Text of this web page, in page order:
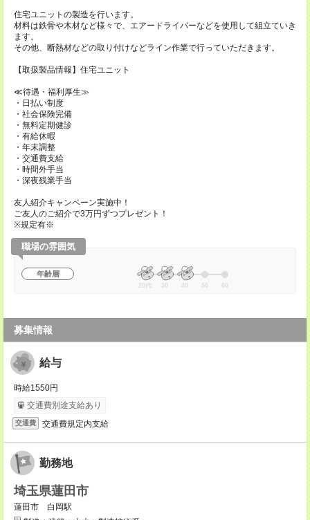
住宅ユニットの製造を行います。
材料は鉄骨や木材など様々で、エアードライバーなどを使用して組立ていき
ます。
その他、断熱材などの取り付けなどライン作業で行っていただきます。
【取扱製品情報】住宅ユニット
≪待遇・福利厚生≫
・日払い制度
・社会保険完備
・無料定期健診
・有給休暇
・年末調整
・交通費支給
・時間外手当
・深夜残業手当
友人紹介キャンペーン実施中！
ご友人のご紹介で3万円ずつプレゼント！
※規定有※
職場の雰囲気
年齢層
20代 30 40 50 60
募集情報
給与
時給1550円
交通費別途支給あり
交通費 交通費規定内支給
勤務地
埼玉県蓮田市
蓮田市 白岡駅